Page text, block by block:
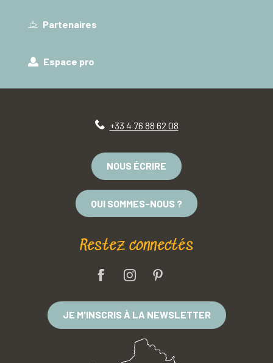
Partenaires
Espace pro
+33 4 76 88 62 08
NOUS ÉCRIRE
QUI SOMMES-NOUS ?
Restez connectés
JE M'INSCRIS À LA NEWSLETTER